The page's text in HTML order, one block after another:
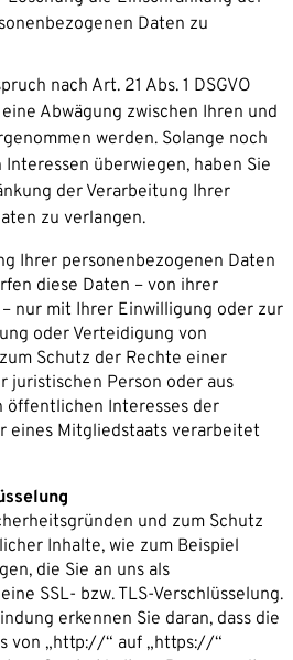
Daten zu
nach Art. 21 Abs. 1 DSGVO
Abwägung zwischen Ihren und
werden. Solange noch
überwiegen, haben Sie
der Verarbeitung Ihrer
zu verlangen.
Ihrer personenbezogenen Daten
diese Daten – von ihrer
nur mit Ihrer Einwilligung oder zur
oder Verteidigung von
Schutz der Rechte einer
juristischen Person oder aus
öffentlichen Interesses der
eines Mitgliedstaats verarbeitet
und zum Schutz
Inhalte, wie zum Beispiel
die Sie an uns als
SSL- bzw. TLS-Verschlüsselung.
erkennen Sie daran, dass die
von „http://“ auf „https://“